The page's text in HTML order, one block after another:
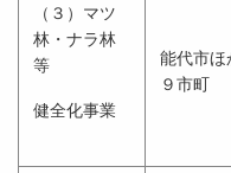
（３）マツ
林・ナラ林
等
健全化事業
能代市ほ
９市町